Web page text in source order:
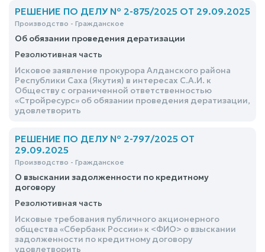
РЕШЕНИЕ ПО ДЕЛУ № 2-875/2025 ОТ 29.09.2025
Производство - Гражданское
Об обязании проведения дератизации
Резолютивная часть
Исковое заявление прокурора Алданского района
Республики Саха (Якутия) в интересах С.А.И. к
Обществу с ограниченной ответственностью
«Стройресурс» об обязании проведения дератизации,
удовлетворить
РЕШЕНИЕ ПО ДЕЛУ № 2-797/2025 ОТ
29.09.2025
Производство - Гражданское
О взыскании задолженности по кредитному
договору
Резолютивная часть
Исковые требования публичного акционерного
общества «Сбербанк России» к <ФИО> о взыскании
задолженности по кредитному договору
удовлетворить